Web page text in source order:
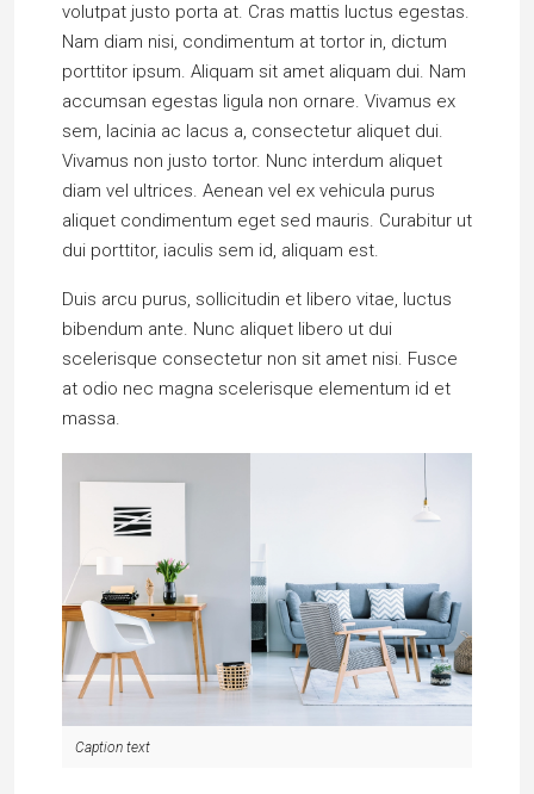
volutpat justo porta at. Cras mattis luctus egestas.
Nam diam nisi, condimentum at tortor in, dictum
porttitor ipsum. Aliquam sit amet aliquam dui. Nam
accumsan egestas ligula non ornare. Vivamus ex
sem, lacinia ac lacus a, consectetur aliquet dui.
Vivamus non justo tortor. Nunc interdum aliquet
diam vel ultrices. Aenean vel ex vehicula purus
aliquet condimentum eget sed mauris. Curabitur ut
dui porttitor, iaculis sem id, aliquam est.
Duis arcu purus, sollicitudin et libero vitae, luctus
bibendum ante. Nunc aliquet libero ut dui
scelerisque consectetur non sit amet nisi. Fusce
at odio nec magna scelerisque elementum id et
massa.
Caption text